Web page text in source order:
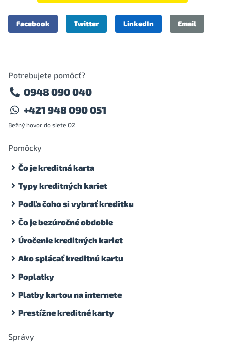
Facebook Twitter LinkedIn Email
Potrebujete pomôcť?
0948 090 040
+421 948 090 051
Bežný hovor do siete O2
Pomôcky
Čo je kreditná karta
Typy kreditných kariet
Podľa čoho si vybrať kreditku
Čo je bezúročné obdobie
Úročenie kreditných kariet
Ako splácať kreditnú kartu
Poplatky
Platby kartou na internete
Prestížne kreditné karty
Správy